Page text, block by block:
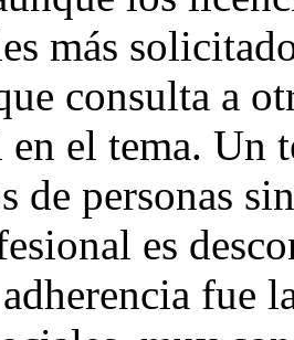
más
consulta a
el tema. Un
de personas
es
fue